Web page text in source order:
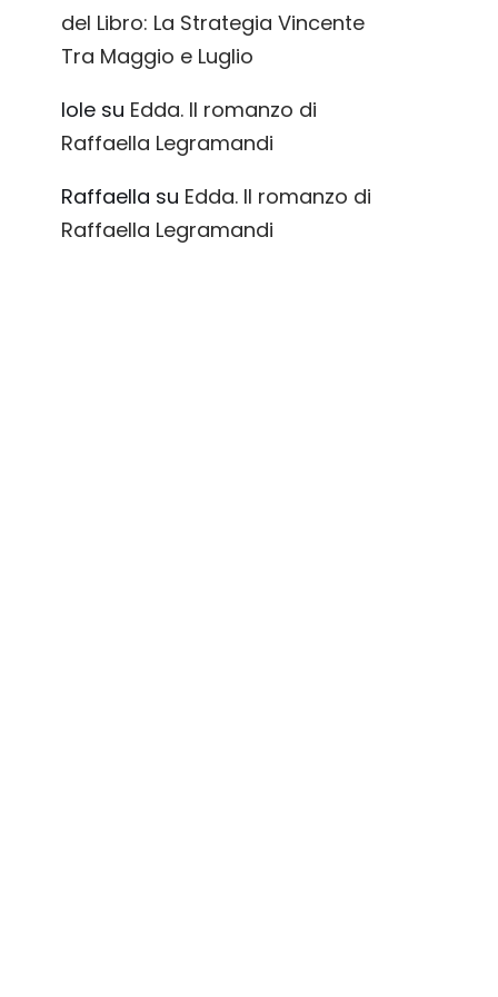
del Libro: La Strategia Vincente
Tra Maggio e Luglio
Iole su Edda. Il romanzo di
Raffaella Legramandi
Raffaella su Edda. Il romanzo di
Raffaella Legramandi